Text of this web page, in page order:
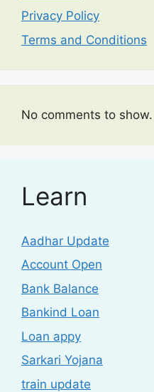
Privacy Policy
Terms and Conditions
No comments to show.
Learn
Aadhar Update
Account Open
Bank Balance
Bankind Loan
Loan appy
Sarkari Yojana
train update